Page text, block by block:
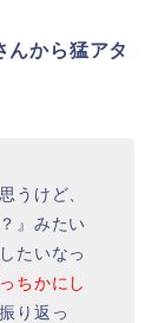
んから猛アタ
うけど、
』みたい
たいなっ
ちかにし
り返っ